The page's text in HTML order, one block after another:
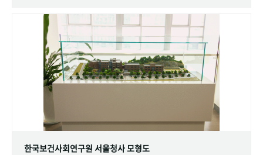
한국보건사회연구원 서울청사 모형도